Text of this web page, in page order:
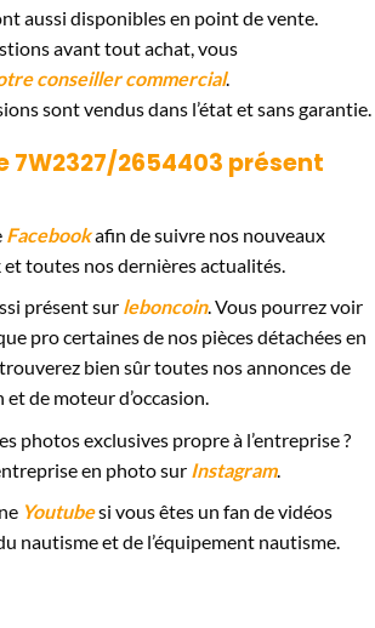
aussi disponibles en point de vente.
avant tout achat, vous
conseiller commercial.
sont vendus dans l’état et sans garantie.
7W2327/2654403 présent
Facebookafin de suivre nos nouveaux
toutes nos dernières actualités.
présent sur leboncoin. Vous pourrez voir
pro certaines de nos pièces détachées en
bien sûr toutes nos annonces de
et de moteur d’occasion.
photos exclusives propre à l’entreprise ?
en photo sur Instagram.
Youtubesi vous êtes un fan de vidéos
nautisme et de l’équipement nautisme.